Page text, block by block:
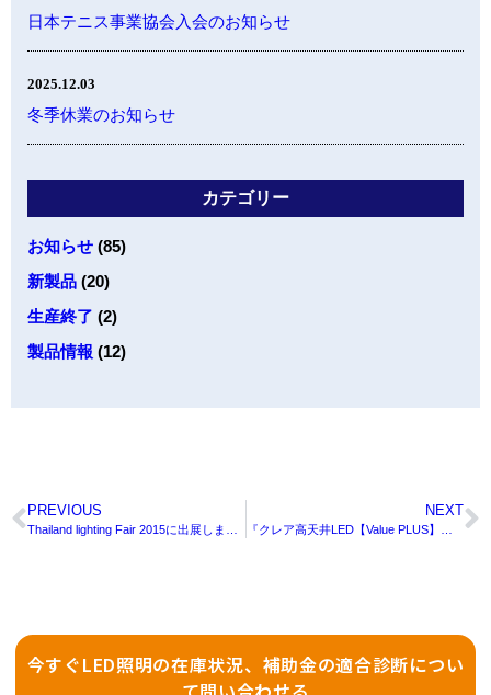
日本テニス事業協会入会のお知らせ
2025.12.03
冬季休業のお知らせ
カテゴリー
お知らせ (85)
新製品 (20)
生産終了 (2)
製品情報 (12)
PREVIOUS NEXT
今すぐLED照明の在庫状況、補助金の適合診断につい